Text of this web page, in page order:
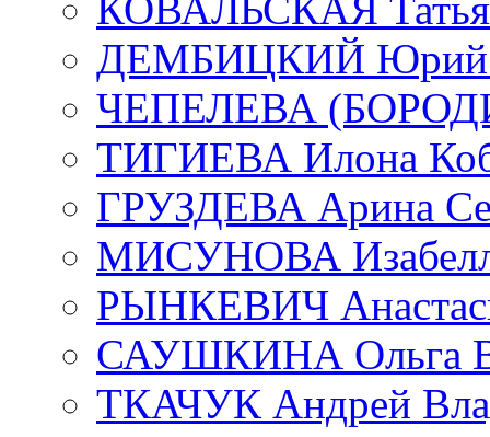
КОВАЛЬСКАЯ
ДЕМБИЦКИЙ Юрий
ЧЕПЕЛЕВА
ТИГИЕВА Илона
ГРУЗДЕВА Арина
МИСУНОВА
РЫНКЕВИЧ
САУШКИНА Ольга
ТКАЧУК Андрей